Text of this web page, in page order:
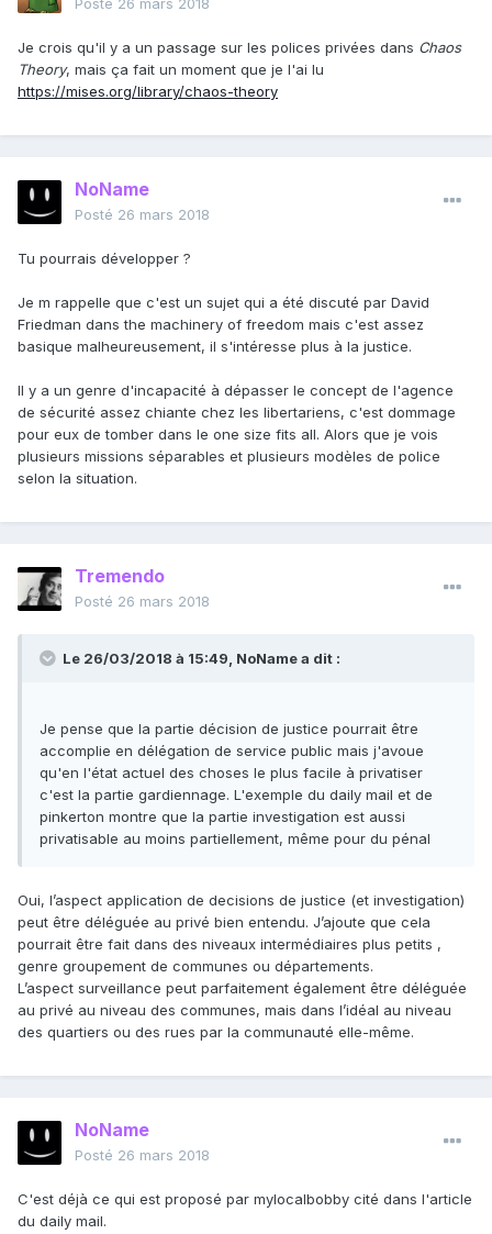
Posté 26 mars 2018
Je crois qu'il y a un passage sur les polices privées dans Chaos
Theory, mais ça fait un moment que je l'ai lu
https://mises.org/library/chaos-theory
NoName
Posté 26 mars 2018
Tu pourrais développer ?
Je m rappelle que c'est un sujet qui a été discuté par David
Friedman dans the machinery of freedom mais c'est assez
basique malheureusement, il s'intéresse plus à la justice.
Il y a un genre d'incapacité à dépasser le concept de l'agence
de sécurité assez chiante chez les libertariens, c'est dommage
pour eux de tomber dans le one size fits all. Alors que je vois
plusieurs missions séparables et plusieurs modèles de police
selon la situation.
Tremendo
Posté 26 mars 2018
Le 26/03/2018 à 15:49, NoNamea dit :
Je pense que la partie décision de justice pourrait être
accomplie en délégation de service public mais j'avoue
qu'en l'état actuel des choses le plus facile à privatiser
c'est la partie gardiennage. L'exemple du daily mail et de
pinkerton montre que la partie investigation est aussi
privatisable au moins partiellement, même pour du pénal
Oui, l’aspect application de decisions de justice (et investigation)
peut être déléguée au privé bien entendu. J’ajoute que cela
pourrait être fait dans des niveaux intermédiaires plus petits ,
genre groupement de communes ou départements.
L’aspect surveillance peut parfaitement également être déléguée
au privé au niveau des communes, mais dans l’idéal au niveau
des quartiers ou des rues par la communauté elle-même.
NoName
Posté 26 mars 2018
C'est déjà ce qui est proposé par mylocalbobby cité dans l'article
du daily mail.